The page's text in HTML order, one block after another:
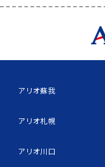
アリオ蘇我
アリオ札幌
アリオ川口